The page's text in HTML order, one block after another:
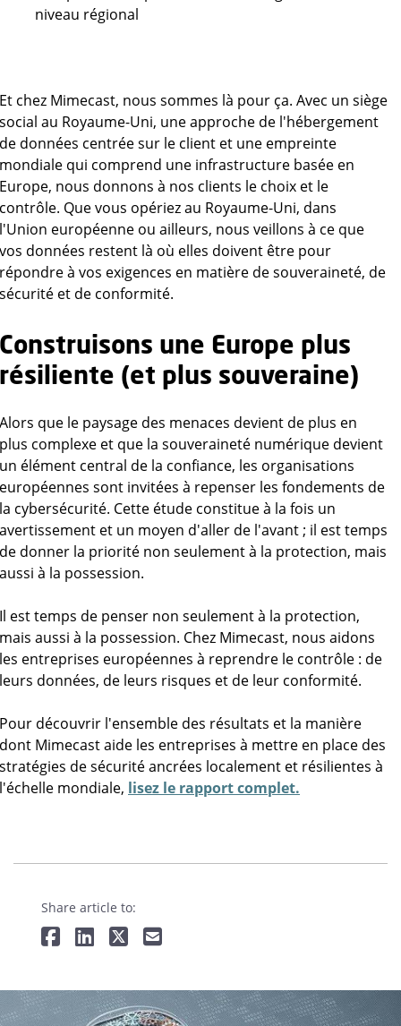
niveau régional
Et chez Mimecast, nous sommes là pour ça. Avec un siège
social au Royaume-Uni, une approche de l'hébergement
de données centrée sur le client et une empreinte
mondiale qui comprend une infrastructure basée en
Europe, nous donnons à nos clients le choix et le
contrôle. Que vous opériez au Royaume-Uni, dans
l'Union européenne ou ailleurs, nous veillons à ce que
vos données restent là où elles doivent être pour
répondre à vos exigences en matière de souveraineté, de
sécurité et de conformité.
Construisons une Europe plus
résiliente (et plus souveraine)
Alors que le paysage des menaces devient de plus en
plus complexe et que la souveraineté numérique devient
un élément central de la confiance, les organisations
européennes sont invitées à repenser les fondements de
la cybersécurité. Cette étude constitue à la fois un
avertissement et un moyen d'aller de l'avant ; il est temps
de donner la priorité non seulement à la protection, mais
aussi à la possession.
Il est temps de penser non seulement à la protection,
mais aussi à la possession. Chez Mimecast, nous aidons
les entreprises européennes à reprendre le contrôle : de
leurs données, de leurs risques et de leur conformité.
Pour découvrir l'ensemble des résultats et la manière
dont Mimecast aide les entreprises à mettre en place des
stratégies de sécurité ancrées localement et résilientes à
l'échelle mondiale, lisez le rapport complet.
Share article to: